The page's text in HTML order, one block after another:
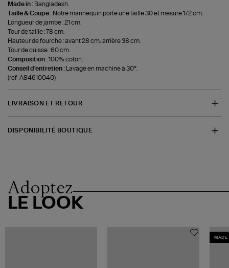
Made in : Bangladesh.
Taille & Coupe : Notre mannequin porte une taille 30 et mesure 172 cm.
Longueur de jambe : 21 cm.
Tour de taille : 78 cm.
Hauteur de fourche : avant 28 cm, arrière 38 cm.
Tour de cuisse : 60 cm.
Composition :100% coton.
Conseil d'entretien :
Lavage en machine à 30°.
(ref-A84610040)
LIVRAISON ET RETOUR
DISPONIBILITÉ BOUTIQUE
Adoptez
LE LOOK
MADE